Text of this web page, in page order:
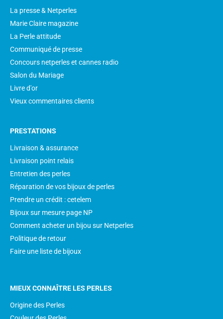
La presse & Netperles
Marie Claire magazine
La Perle attitude
Communiqué de presse
Concours netperles et cannes radio
Salon du Mariage
Livre d'or
Vieux commentaires clients
PRESTATIONS
Livraison & assurance
Livraison point relais
Entretien des perles
Réparation de vos bijoux de perles
Prendre un crédit : cetelem
Bijoux sur mesure page NP
Comment acheter un bijou sur Netperles
Politique de retour
Faire une liste de bijoux
MIEUX CONNAÎTRE LES PERLES
Origine des Perles